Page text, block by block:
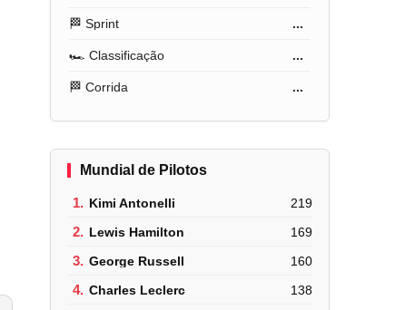
🏁 Sprint ...
🏎️ Classificação ...
🏁 Corrida ...
Mundial de Pilotos
1. Kimi Antonelli 219
2. Lewis Hamilton 169
3. George Russell 160
4. Charles Leclerc 138